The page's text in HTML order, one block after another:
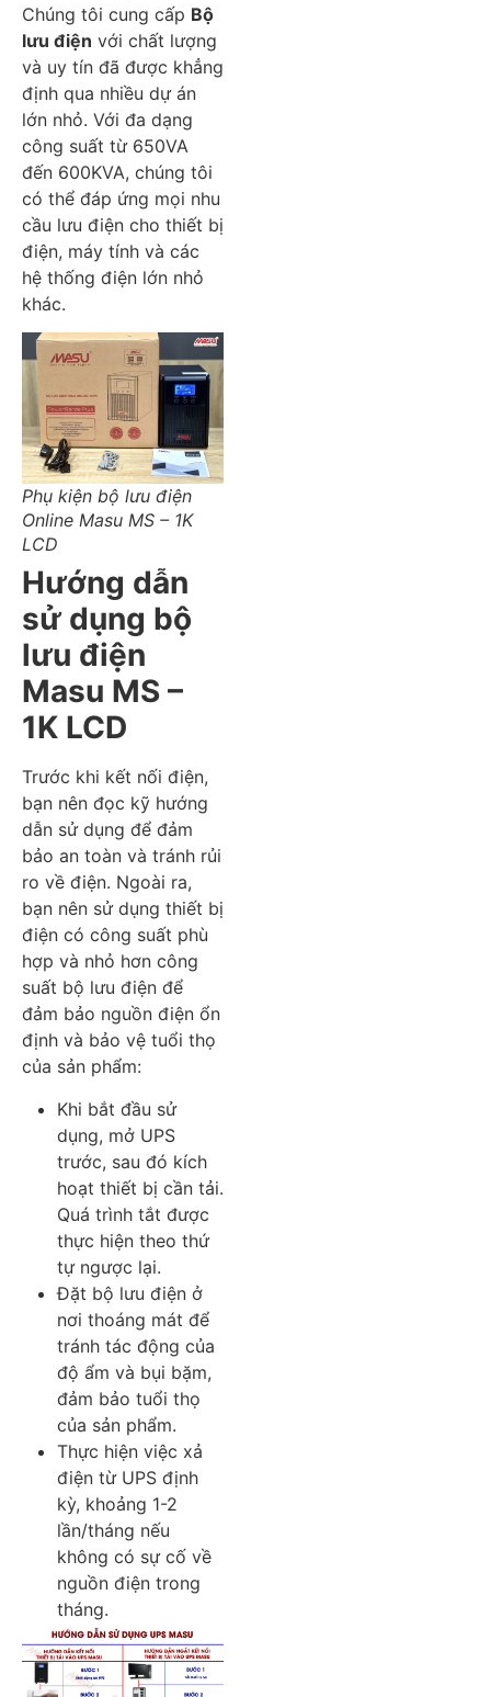
Chúng tôi cung cấp Bộ
lưu điện với chất lượng
và uy tín đã được khẳng
định qua nhiều dự án
lớn nhỏ. Với đa dạng
công suất từ 650VA
đến 600KVA, chúng tôi
có thể đáp ứng mọi nhu
cầu lưu điện cho thiết bị
điện, máy tính và các
hệ thống điện lớn nhỏ
khác.
Phụ kiện bộ lưu điện
Online Masu MS – 1K
LCD
Hướng dẫn
sử dụng bộ
lưu điện
Masu MS –
1K LCD
Trước khi kết nối điện,
bạn nên đọc kỹ hướng
dẫn sử dụng để đảm
bảo an toàn và tránh rủi
ro về điện. Ngoài ra,
bạn nên sử dụng thiết bị
điện có công suất phù
hợp và nhỏ hơn công
suất bộ lưu điện để
đảm bảo nguồn điện ổn
định và bảo vệ tuổi thọ
của sản phẩm:
Khi bắt đầu sử
dụng, mở UPS
trước, sau đó kích
hoạt thiết bị cần tải.
Quá trình tắt được
thực hiện theo thứ
tự ngược lại.
Đặt bộ lưu điện ở
nơi thoáng mát để
tránh tác động của
độ ẩm và bụi bặm,
đảm bảo tuổi thọ
của sản phẩm.
Thực hiện việc xả
điện từ UPS định
kỳ, khoảng 1-2
lần/tháng nếu
không có sự cố về
nguồn điện trong
tháng.